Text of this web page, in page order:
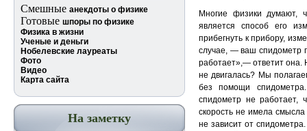
Смешные анекдоты о физике
Готовые шпоры по физике
Физика в жизни
Ученые и деньги
Нобелевские лауреаты
Фото
Видео
Карта сайта
На заметку
Многие физики думают,
является способ его
прибегнуть к прибору,
случае, — ваш спидометр
работает»,— ответит она.
не двигалась? Мы
без помощи
спидометр не
скорость не имела
не зависит от